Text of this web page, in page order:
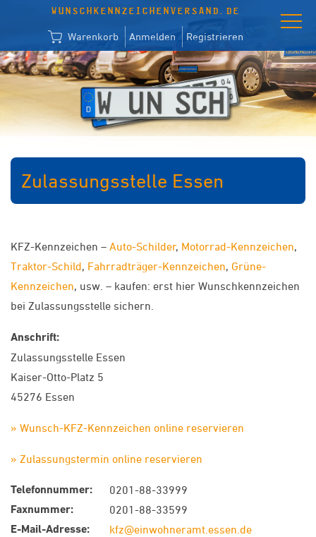
WUNSCHKENNZEICHENVERSAND.DE
Warenkorb Anmelden Registrieren
Zulassungsstelle Essen
KFZ-Kennzeichen – Auto-Schilder, Motorrad-Kennzeichen,
Traktor-Schild, Fahrradträger-Kennzeichen, Grüne-
Kennzeichen, usw. – kaufen: erst hier Wunschkennzeichen
bei Zulassungsstelle sichern.
Anschrift:
Zulassungsstelle Essen
Kaiser-Otto-Platz 5
45276 Essen
» Wunsch-KFZ-Kennzeichen online reservieren
» Zulassungstermin online reservieren
Telefonnummer: 0201-88-33999
Faxnummer: 0201-88-33599
E-Mail-Adresse: kfz@einwohneramt.essen.de